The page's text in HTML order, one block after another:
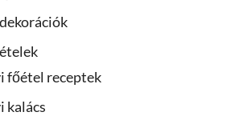
főétel receptek
kalács